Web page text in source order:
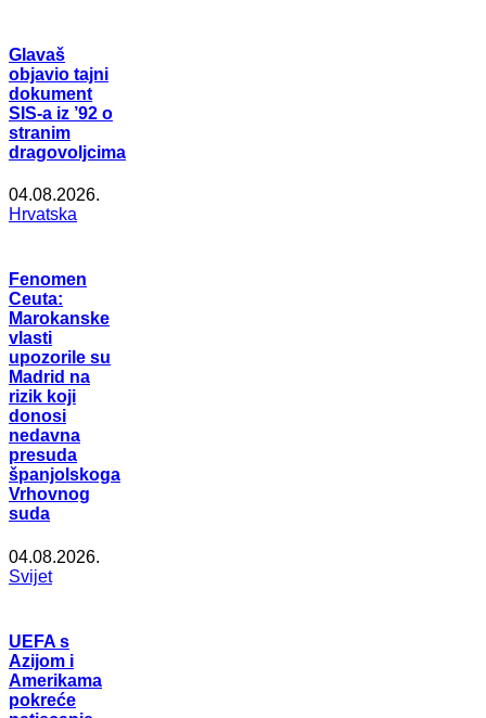
Glavaš
objavio tajni
dokument
SIS-a iz ’92 o
stranim
dragovoljcima
04.08.2026.
Hrvatska
Fenomen
Ceuta:
Marokanske
vlasti
upozorile su
Madrid na
rizik koji
donosi
nedavna
presuda
španjolskoga
Vrhovnog
suda
04.08.2026.
Svijet
UEFA s
Azijom i
Amerikama
pokreće